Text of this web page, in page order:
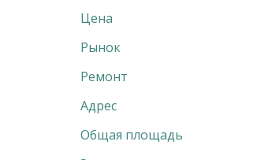
Цена
Рынок
Ремонт
Адрес
Общая площадь